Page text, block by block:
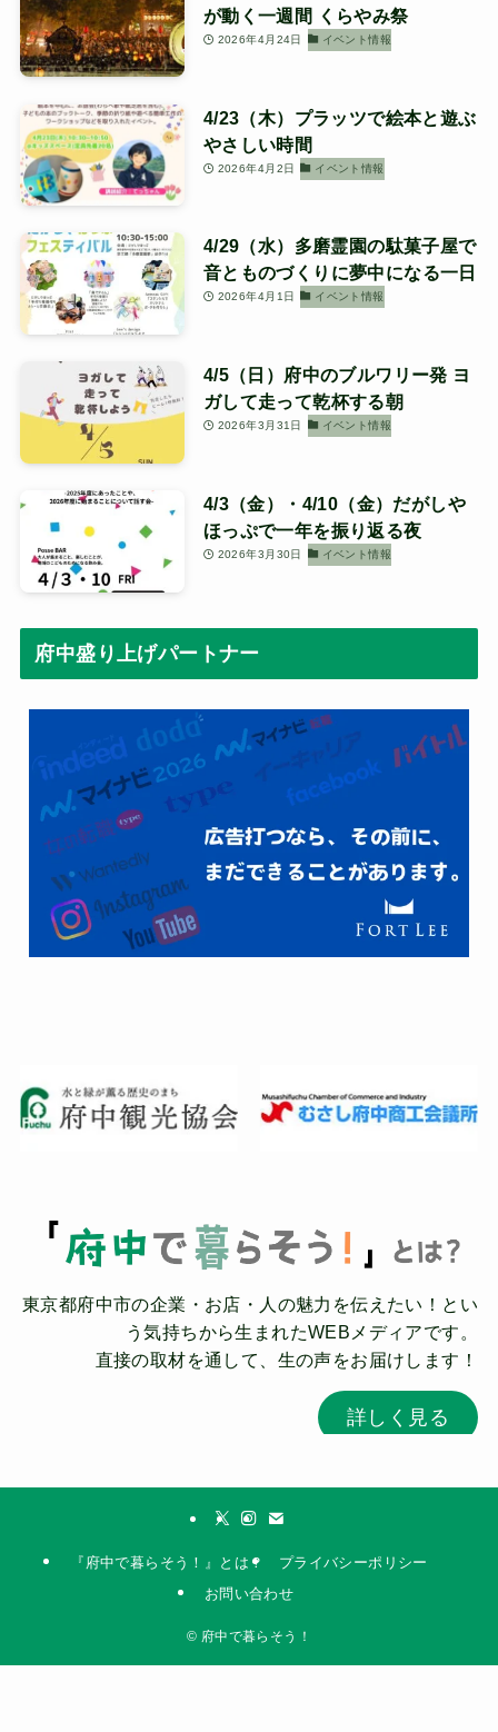
が動く一週間 くらやみ祭
2026年4月24日 イベント情報
4/23（木）プラッツで絵本と遊ぶ
やさしい時間
2026年4月2日 イベント情報
4/29（水）多磨霊園の駄菓子屋で
音とものづくりに夢中になる一日
2026年4月1日 イベント情報
4/5（日）府中のブルワリー発 ヨ
ガして走って乾杯する朝
2026年3月31日 イベント情報
4/3（金）・4/10（金）だがしや
ほっぷで一年を振り返る夜
2026年3月30日 イベント情報
府中盛り上げパートナー
東京都府中市の企業・お店・人の魅力を伝えたい！とい
う気持ちから生まれたWEBメディアです。
直接の取材を通して、生の声をお届けします！
詳しく見る
『府中で暮らそう！』とは？
プライバシーポリシー
お問い合わせ
© 府中で暮らそう！